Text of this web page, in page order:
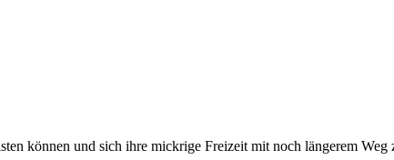
können und sich ihre mickrige Freizeit mit noch längerem Weg